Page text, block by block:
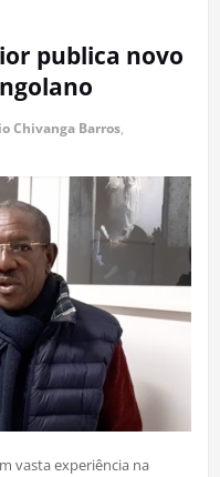
publica novo
Chivanga Barros,
vasta experiência na